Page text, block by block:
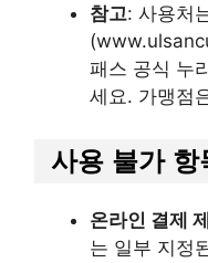
참고: 사용처
패스 공식 누
세요. 가맹점
사용 불가 항
온라인 결제
는 일부 지정